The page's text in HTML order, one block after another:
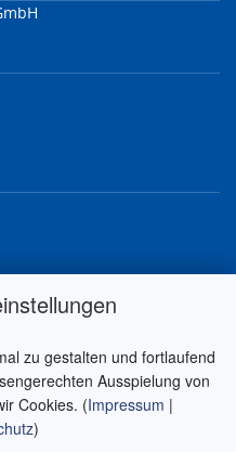
zu gestalten und fortlaufend
Ausspielung von
Cookies. (Impressum |
)